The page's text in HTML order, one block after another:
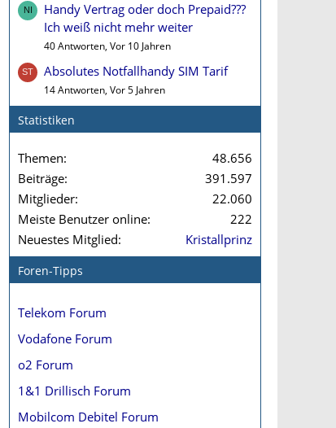
Handy Vertrag oder doch Prepaid???
Ich weiß nicht mehr weiter
40 Antworten, Vor 10 Jahren
Absolutes Notfallhandy SIM Tarif
14 Antworten, Vor 5 Jahren
Statistiken
Themen
48.656
Beiträge
391.597
Mitglieder
22.060
Meiste Benutzer online
222
Neuestes Mitglied
Kristallprinz
Foren-Tipps
Telekom Forum
Vodafone Forum
o2 Forum
1&1 Drillisch Forum
Mobilcom Debitel Forum